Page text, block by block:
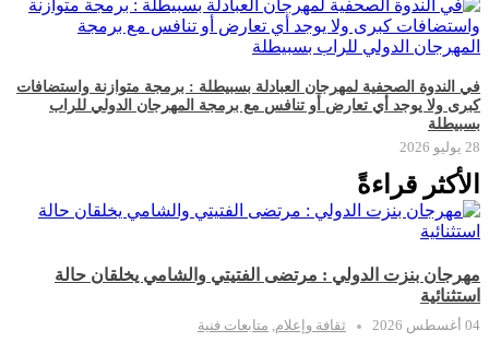
في الندوة الصحفية لمهرجان العبادلة بسبيطلة : برمجة متوازنة واستضافات
كبرى ولا يوجد أي تعارض أو تنافس مع برمجة المهرجان الدولي للراب
بسبيطلة
28 يوليو 2026
الأكثر قراءةً
مهرجان بنزت الدولي : مرتضى الفتيتي والشامي يخلقان حالة
استثنائية
04 أغسطس 2026 ثقافة وإعلام متابعات فنية